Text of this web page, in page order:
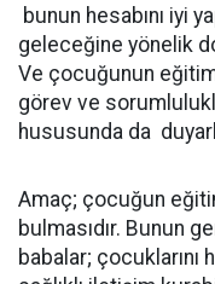
bunun hesabını iyi
geleceğine yönelik
Ve çocuğunun
görev ve
hususunda da
Amaç; çocuğun
bulmasıdır. Bunun
babalar; çocuklarını